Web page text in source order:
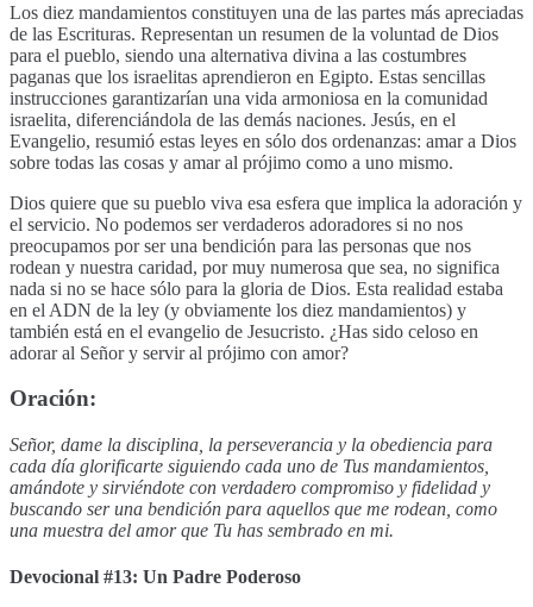
Los diez mandamientos constituyen una de las partes más apreciadas
de las Escrituras. Representan un resumen de la voluntad de Dios
para el pueblo, siendo una alternativa divina a las costumbres
paganas que los israelitas aprendieron en Egipto. Estas sencillas
instrucciones garantizarían una vida armoniosa en la comunidad
israelita, diferenciándola de las demás naciones. Jesús, en el
Evangelio, resumió estas leyes en sólo dos ordenanzas: amar a Dios
sobre todas las cosas y amar al prójimo como a uno mismo.
Dios quiere que su pueblo viva esa esfera que implica la adoración y
el servicio. No podemos ser verdaderos adoradores si no nos
preocupamos por ser una bendición para las personas que nos
rodean y nuestra caridad, por muy numerosa que sea, no significa
nada si no se hace sólo para la gloria de Dios. Esta realidad estaba
en el ADN de la ley (y obviamente los diez mandamientos) y
también está en el evangelio de Jesucristo. ¿Has sido celoso en
adorar al Señor y servir al prójimo con amor?
Oración:
Señor, dame la disciplina, la perseverancia y la obediencia para
cada día glorificarte siguiendo cada uno de Tus mandamientos,
amándote y sirviéndote con verdadero compromiso y fidelidad y
buscando ser una bendición para aquellos que me rodean, como
una muestra del amor que Tu has sembrado en mi.
Devocional #13: Un Padre Poderoso